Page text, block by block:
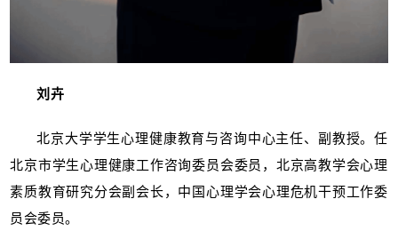
刘卉
北京大学学生心理健康教育与咨询中心主任、副教授。任
北京市学生心理健康工作咨询委员会委员，北京高教学会心理
素质教育研究分会副会长，中国心理学会心理危机干预工作委
员会委员。